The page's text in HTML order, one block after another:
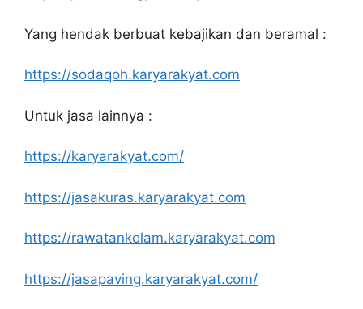
Yang hendak berbuat kebajikan dan beramal :
https://sodaqoh.karyarakyat.com
Untuk jasa lainnya :
https://karyarakyat.com/
https://jasakuras.karyarakyat.com
https://rawatankolam.karyarakyat.com
https://jasapaving.karyarakyat.com/